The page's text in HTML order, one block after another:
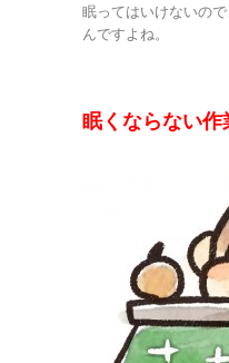
眠ってはいけないの
んですよね。
眠くならない作